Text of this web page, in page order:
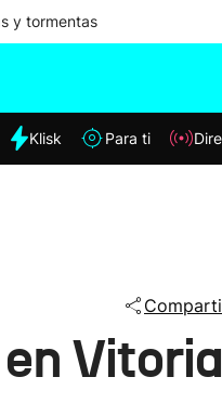
y tormentas
Klisk Para ti